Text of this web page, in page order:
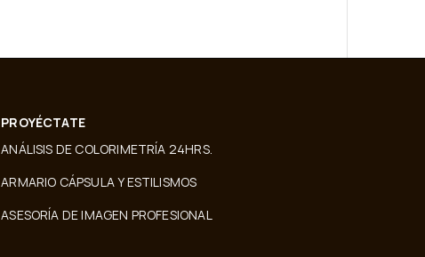
PROYÉCTATE
ANÁLISIS DE COLORIMETRÍA 24HRS.
ARMARIO CÁPSULA Y ESTILISMOS
ASESORÍA DE IMAGEN PROFESIONAL